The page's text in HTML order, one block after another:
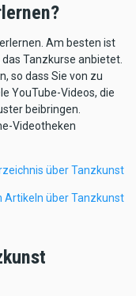
Am besten ist
Tanzkurse anbietet.
so dass Sie von zu
YouTube-Videos, die
beibringen.
Videotheken
über Tanzkunst
Artikeln über Tanzkunst